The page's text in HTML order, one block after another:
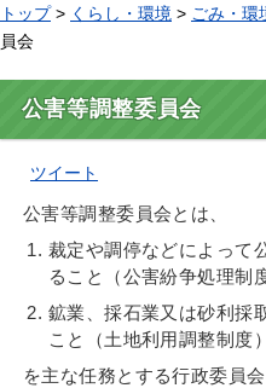
トップ> くらし・環境 > ごみ・環
員会
公害等調整委員会
ツイート
公害等調整委員会とは、
裁定や調停などによって
ること（公害紛争処理制
鉱業、採石業又は砂利採
こと（土地利用調整制度）
を主な任務とする行政委員会